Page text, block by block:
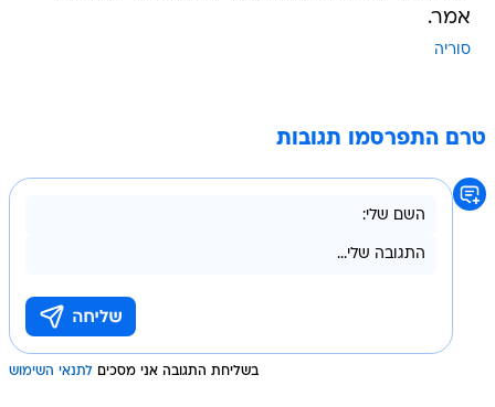
אמר.
סוריה
טרם התפרסמו תגובות
בשליחת התגובה אני מסכים לתנאי השימוש